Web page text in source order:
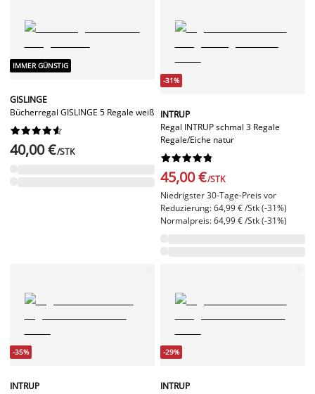
IMMER GÜNSTIG
GISLINGE
Bücherregal GISLINGE 5 Regale weiß






40,00 €/STK
-31%
INTRUP
Regal INTRUP schmal 3 Regale
Regale/Eiche natur






45,00 €/STK
Niedrigster 30-Tage-Preis vor
Reduzierung: 64,99 € /Stk (-31%)
Normalpreis: 64,99 € /Stk (-31%)
-35%
INTRUP
-29%
INTRUP